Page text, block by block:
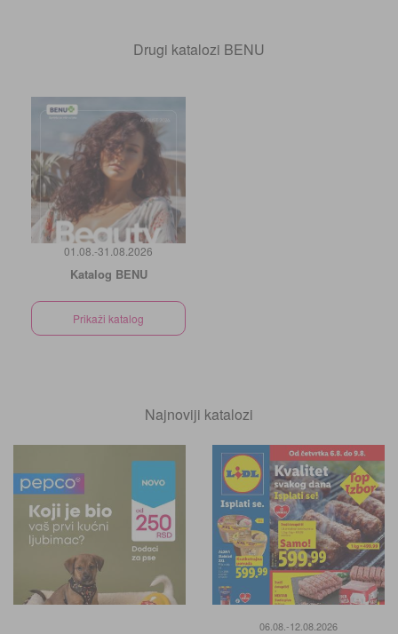
Drugi katalozi BENU
01.08.-31.08.2026
Katalog BENU
Prikaži katalog
Najnoviji katalozi
06.08.-12.08.2026